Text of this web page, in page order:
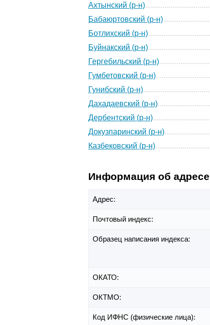
Ахтынский (р-н)
Бабаюртовский (р-н)
Ботлихский (р-н)
Буйнакский (р-н)
Гергебильский (р-н)
Гумбетовский (р-н)
Гунибский (р-н)
Дахадаевский (р-н)
Дербентский (р-н)
Докузпаринский (р-н)
Казбековский (р-н)
Информация об адресе
Адрес:
Почтовый индекс:
Образец написания индекса:
ОКАТО:
ОКТМО:
Код ИФНС (физические лица):